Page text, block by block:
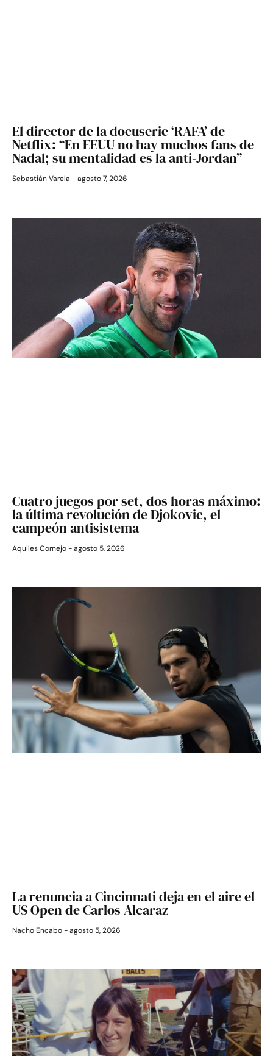
El director de la docuserie ‘RAFA’ de
Netflix: “En EEUU no hay muchos fans de
Nadal; su mentalidad es la anti-Jordan”
Sebastián Varela agosto 7, 2026
Cuatro juegos por set, dos horas máximo:
la última revolución de Djokovic, el
campeón antisistema
Aquiles Cornejo agosto 5, 2026
La renuncia a Cincinnati deja en el aire el
US Open de Carlos Alcaraz
Nacho Encabo agosto 5, 2026